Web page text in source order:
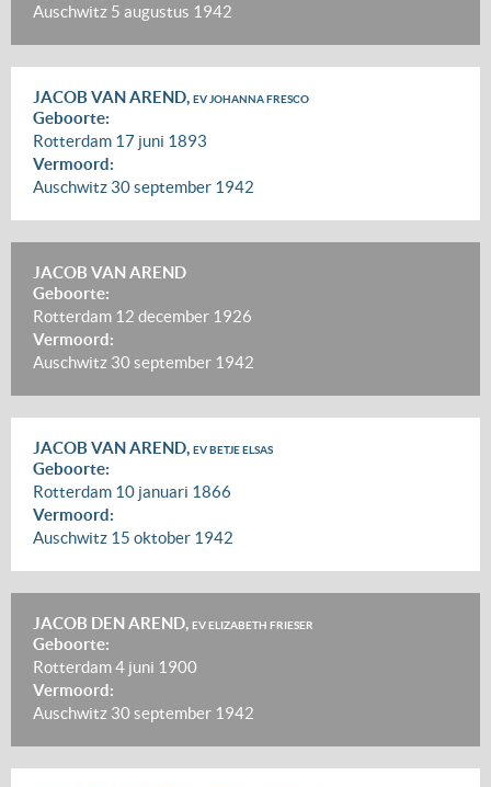
Auschwitz 5 augustus 1942
JACOB VAN AREND, EV JOHANNA FRESCO
Geboorte:
Rotterdam 17 juni 1893
Vermoord:
Auschwitz 30 september 1942
JACOB VAN AREND
Geboorte:
Rotterdam 12 december 1926
Vermoord:
Auschwitz 30 september 1942
JACOB VAN AREND, EV BETJE ELSAS
Geboorte:
Rotterdam 10 januari 1866
Vermoord:
Auschwitz 15 oktober 1942
JACOB DEN AREND, EV ELIZABETH FRIESER
Geboorte:
Rotterdam4 juni 1900
Vermoord:
Auschwitz 30 september 1942